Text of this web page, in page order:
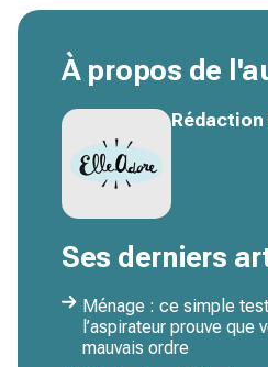
À propos de
Rédaction
Ses derniers
Ménage : ce simple
l’aspirateur prouve que
mauvais ordre